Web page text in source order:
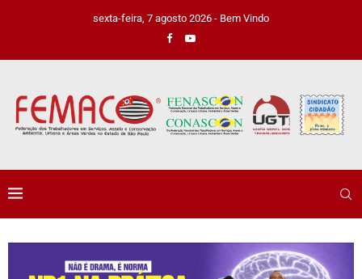
sexta-feira, 7 agosto 2026 - Bem Vindo